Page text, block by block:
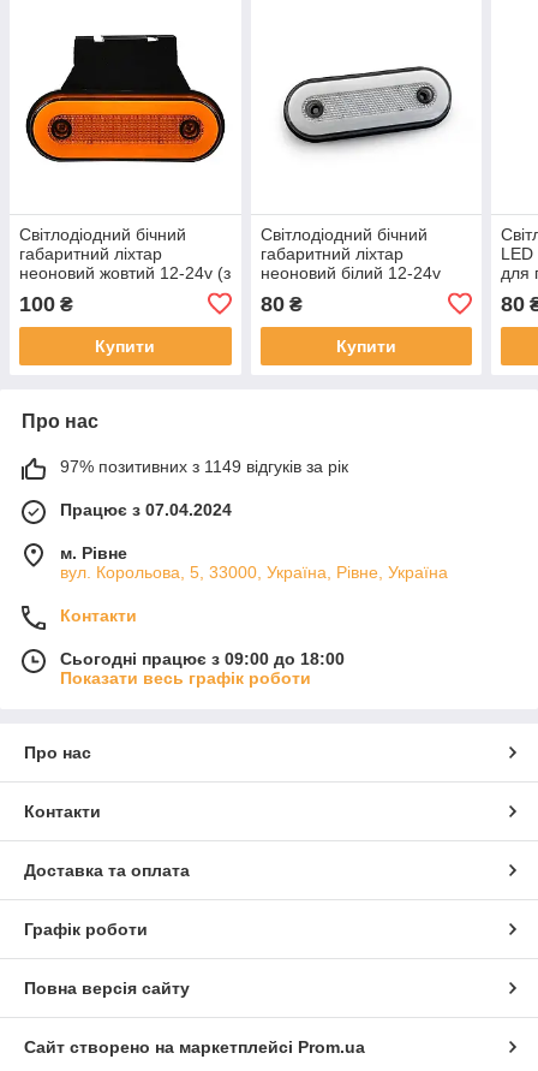
Світлодіодний бічний
габаритний ліхтар
неоновий жовтий 12-24v (з
100 ₴
Купити
Світлодіодний бічний
габаритний ліхтар
неоновий білий 12-24v
80₴
Купити
LED
для
80
Про нас
97% позитивних з 1149 відгуків за рік
Працює з 07.04.2024
м. Рівне
вул. Корольова, 5, 33000, Україна, Рівне, Україна
Контакти
Сьогодні працює з 09:00 до 18:00
Показати весь графік роботи
Про нас
Контакти
Доставка та оплата
Графік роботи
Повна версія сайту
Сайт створено на маркетплейсі Prom.ua